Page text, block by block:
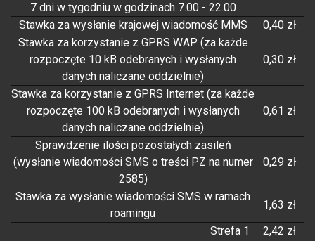
7 dni w tygodniu w godzinach 7.00 - 22.00
Stawka za wysłanie krajowej wiadomość MMS
0,40 zł
Stawka za korzystanie z GPRS WAP (za każde
rozpoczęte 10 kB odebranych i wysłanych
danych naliczane oddzielnie)
0,30 zł
Stawka za korzystanie z GPRS Internet (za każde
rozpoczęte 100 kB odebranych i wysłanych
danych naliczane oddzielnie)
0,61 zł
Sprawdzenie ilości pozostałych zasileń
(wysłanie wiadomości SMS o treści PZ na numer
2585)
0,29 zł
Stawka za wysłanie wiadomości SMS w ramach
roamingu
1,63 zł
Strefa 1
2,42 zł